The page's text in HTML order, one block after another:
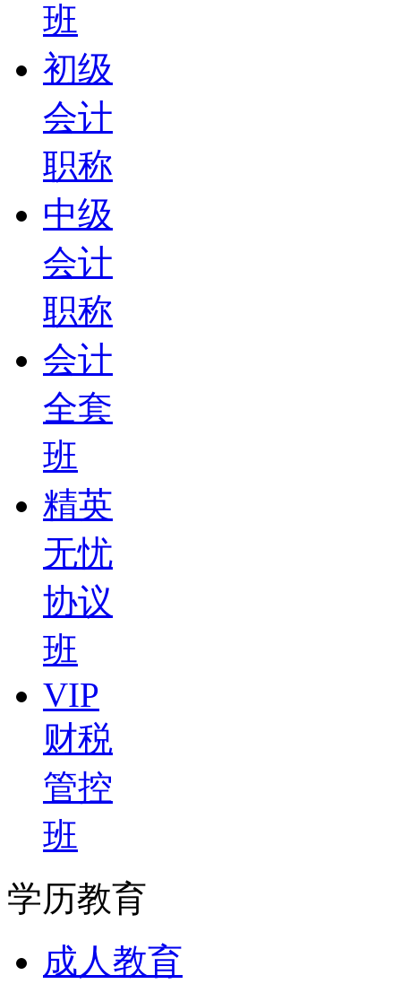
班
初级
会计
职称
中级
会计
职称
会计
全套
班
精英
无忧
协议
班
VIP
财税
管控
班
学历教育
成人教育